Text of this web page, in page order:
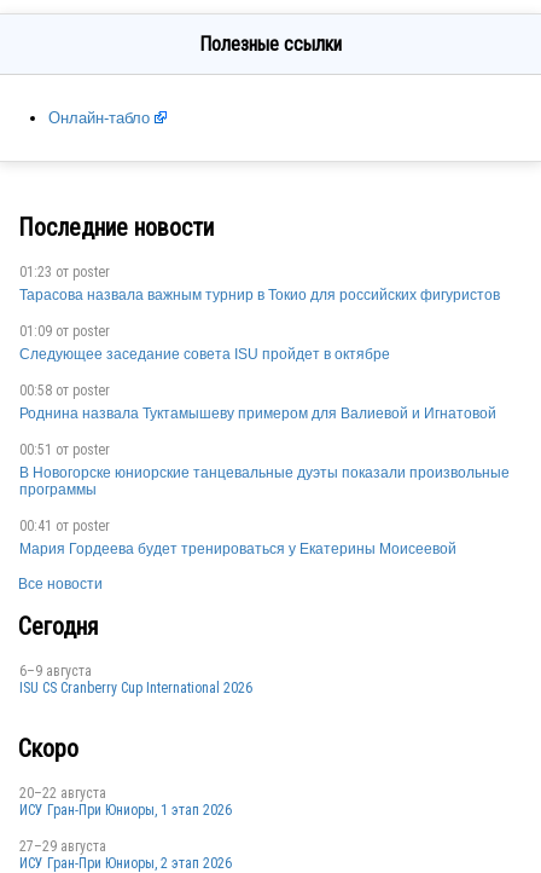
USA
RUS
KAZ
CHN
Полезные ссылки
Онлайн-табло
Последние новости
01:23 от poster
Тарасова назвала важным турнир в Токио для российских фигуристов
01:09 от poster
Следующее заседание совета ISU пройдет в октябре
00:58 от poster
Роднина назвала Туктамышеву примером для Валиевой и Игнатовой
00:51 от poster
В Новогорске юниорские танцевальные дуэты показали произвольные
программы
00:41 от poster
Мария Гордеева будет тренироваться у Екатерины Моисеевой
Все новости
Сегодня
6–9 августа
ISU CS Cranberry Cup International 2026
Скоро
20–22 августа
ИСУ Гран-При Юниоры, 1 этап 2026
27–29 августа
ИСУ Гран-При Юниоры, 2 этап 2026